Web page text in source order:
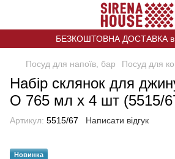
БЕЗКОШТОВНА ДОСТАВКА
Посуд для напоїв, бар Посуд для
Набір склянок для
O 765 мл х 4 шт (5515/
Артикул: 5515/67 Написати відгук
Новинка